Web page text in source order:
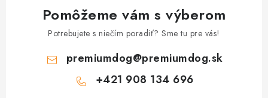
Pomôžeme vám s výberom
Potrebujete s niečím poradiť? Sme tu pre vás!
premiumdog@premiumdog.sk
+421 908 134 696